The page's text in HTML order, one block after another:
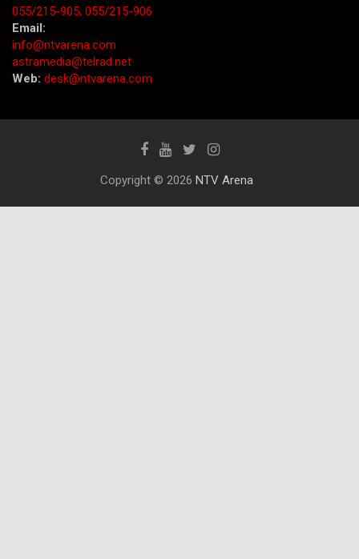
055/215-905; 055/215-906
Email:
info@ntvarena.com
astramedia@telrad.net
Web: desk@ntvarena.com
Copyright © 2026 NTV Arena